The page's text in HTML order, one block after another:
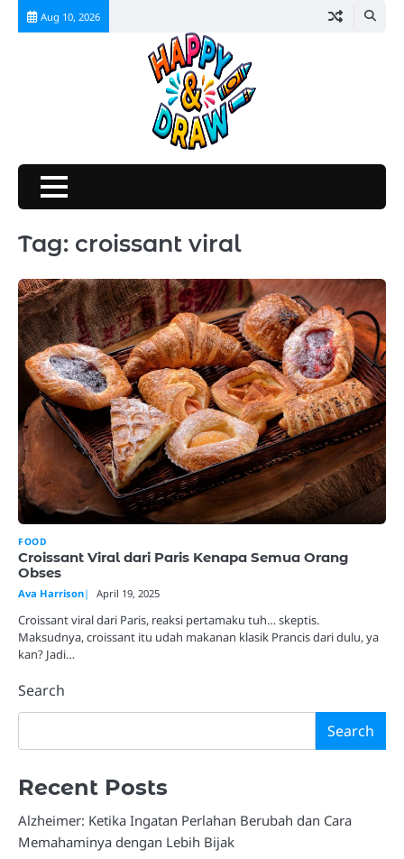
Skip
Aug 10, 2026
Tag: croissant viral
FOOD
Croissant Viral dari Paris Kenapa Semua Orang
Obses
Ava Harrison April 19, 2025
Croissant viral dari Paris, reaksi pertamaku tuh… skeptis.
Maksudnya, croissant itu udah makanan klasik Prancis dari dulu, ya
kan? Jadi…
Search
Search
Recent Posts
Alzheimer: Ketika Ingatan Perlahan Berubah dan Cara
Memahaminya dengan Lebih Bijak